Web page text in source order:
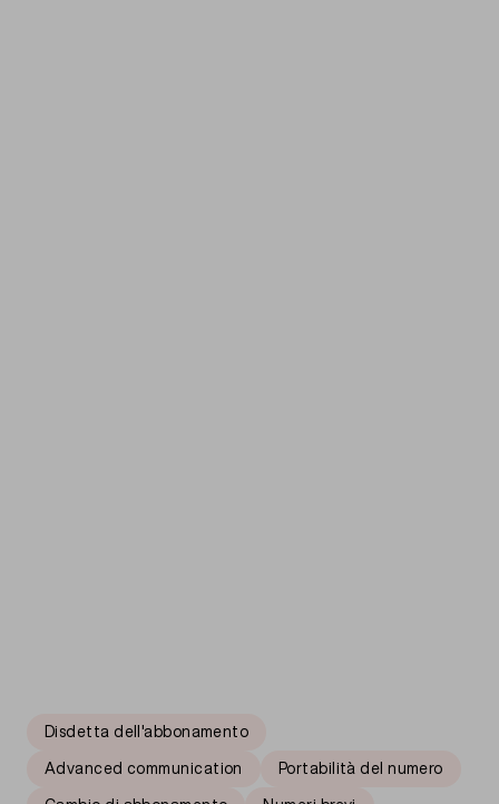
Disdetta dell'abbonamento
Advanced communication
Portabilità del numero